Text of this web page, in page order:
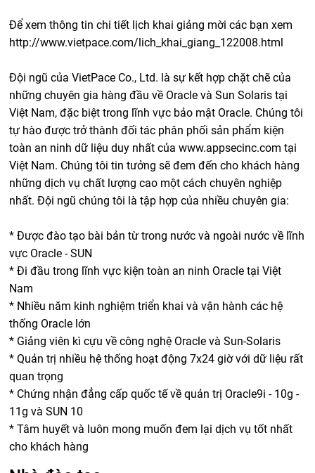
Để xem thông tin chi tiết lịch khai giảng mời các bạn xem
http://www.vietpace.com/lich_khai_giang_122008.html
Ðội ngũ của VietPace Co., Ltd. là sự kết hợp chặt chẽ của
những chuyên gia hàng đầu về Oracle và Sun Solaris tại
Việt Nam, đặc biệt trong lĩnh vực bảo mật Oracle. Chúng tôi
tự hào được trở thành đối tác phân phối sản phẩm kiện
toàn an ninh dữ liệu duy nhất của www.appsecinc.com tại
Việt Nam. Chúng tôi tin tưởng sẽ đem đến cho khách hàng
những dịch vụ chất lượng cao một cách chuyên nghiệp
nhất. Đội ngũ chúng tôi là tập hợp của nhiều chuyên gia:
* Được đào tạo bài bản từ trong nước và ngoài nước về lĩnh
vực Oracle - SUN
* Đi đầu trong lĩnh vực kiện toàn an ninh Oracle tại Việt
Nam
* Nhiều năm kinh nghiệm triển khai và vận hành các hệ
thống Oracle lớn
* Giảng viên kì cựu về công nghệ Oracle và Sun-Solaris
* Quản trị nhiều hệ thống hoạt động 7x24 giờ với dữ liệu rất
quan trọng
* Chứng nhận đẳng cấp quốc tế về quản trị Oracle9i - 10g -
11g và SUN 10
* Tâm huyết và luôn mong muốn đem lại dịch vụ tốt nhất
cho khách hàng